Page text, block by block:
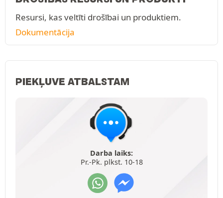
Resursi, kas veltīti drošībai un produktiem.
Dokumentācija
PIEKĻUVE ATBALSTAM
Darba laiks:
Pr.-Pk. plkst. 10-18